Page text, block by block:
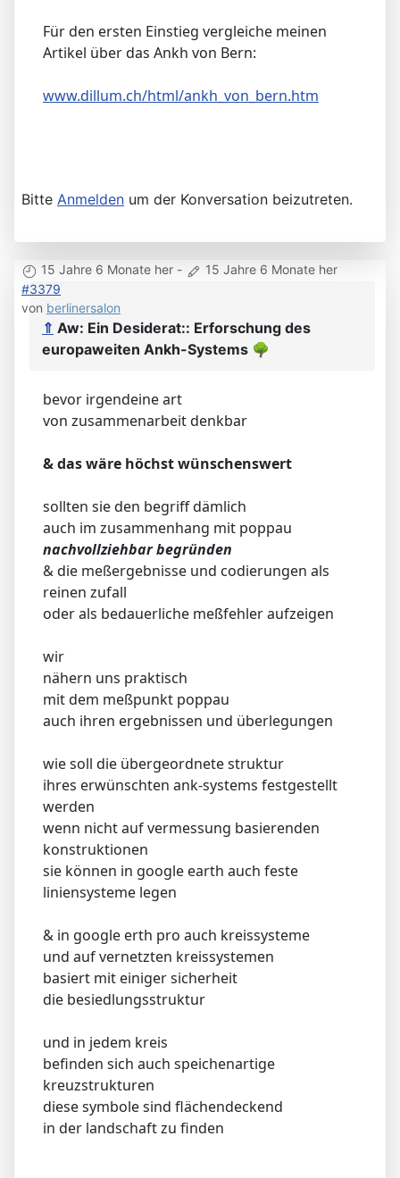
Für den ersten Einstieg vergleiche meinen
Artikel über das Ankh von Bern:
www.dillum.ch/html/ankh_von_bern.htm
Bitte Anmelden um der Konversation beizutreten.
15 Jahre 6 Monate her -
15 Jahre 6 Monate her
#3379
von berlinersalon
⇑ Aw: Ein Desiderat:: Erforschung des
europaweiten Ankh-Systems 🌳
bevor irgendeine art
von zusammenarbeit denkbar
& das wäre höchst wünschenswert
sollten sie den begriff dämlich
auch im zusammenhang mit poppau
nachvollziehbar begründen
& die meßergebnisse und codierungen als
reinen zufall
oder als bedauerliche meßfehler aufzeigen
wir
nähern uns praktisch
mit dem meßpunkt poppau
auch ihren ergebnissen und überlegungen
wie soll die übergeordnete struktur
ihres erwünschten ank-systems festgestellt
werden
wenn nicht auf vermessung basierenden
konstruktionen
sie können in google earth auch feste
liniensysteme legen
& in google erth pro auch kreissysteme
und auf vernetzten kreissystemen
basiert mit einiger sicherheit
die besiedlungsstruktur
und in jedem kreis
befinden sich auch speichenartige
kreuzstrukturen
diese symbole sind flächendeckend
in der landschaft zu finden